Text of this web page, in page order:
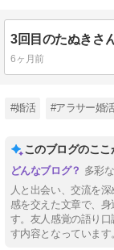
3回目のたぬきさ
6ヶ月前
#婚活 #アラサー婚
このブログのここ
多彩
人と出会い、交流を
感を交えた文章で、
す。友人感覚の語り
す内容となっています